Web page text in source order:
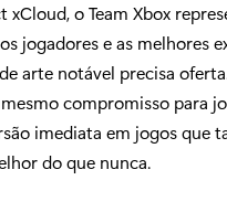
xCloud, o Team Xbox
jogadores e as melhores
arte notável precisa
compromisso para
imediata em jogos que
do que nunca.